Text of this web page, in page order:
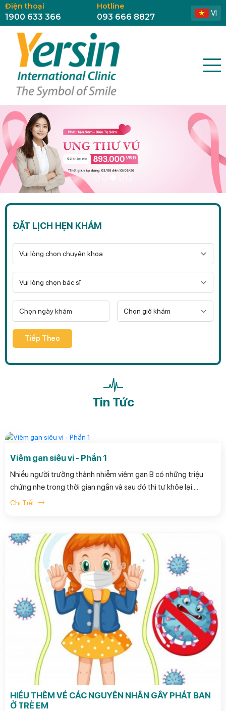
Điện thoại
1900 633 366
Hotline
093 666 8827 VI
ĐẶT LỊCH HẸN KHÁM
Tiếp Theo
Tin Tức
Viêm gan siêu vi - Phần 1
Nhiều người trưởng thành nhiễm viêm gan B có những triệu
chứng nhẹ trong thời gian ngắn và sau đó thì tự khỏe lại.
Nhưng một số người lại không thể đào thải virus mà phải duy
Chi Tiết
HIỂU THÊM VỀ CÁC NGUYÊN NHÂN GÂY PHÁT BAN
Ở TRẺ EM